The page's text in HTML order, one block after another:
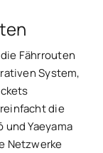
Fährrouten
System,
die
und Yaeyama
Netzwerke